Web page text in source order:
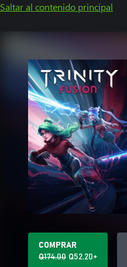
Saltar al contenido principal
COMPRAR
Q174.00 Q52.20+